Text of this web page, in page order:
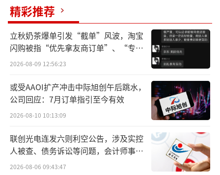
曾经独领风骚的李宁，只能在单个奥运项
目上做些文章。
7月4日，李宁乒乓球产品发布会在成都举
行。在成都集训的中国乒乓球队运动员、教练
员全部到场，共同见证“2024中国乒乓球队龙
服”发布。
本次发布会的主题是“以我为名为国而
战”，现场共发布了三款“龙服”。“龙
服”采用废旧纺织品循环利用技术，用环保纱
线制成。
精彩推荐
立秋奶茶爆单引发“截单”风波，淘宝
闪购被指“优先拿友商订单”、“专挑
贵的拿”
2026-08-09 12:56:23
或受AAOI扩产冲击中际旭创午后跳水，
公司回应：7月订单指引至今有效
2026-08-10 10:13:09
联创光电连发六则利空公告，涉及实控
人被查、债务诉讼等问题，会计师事务
所曾出具“保留意见”
2026-08-06 09:43:47